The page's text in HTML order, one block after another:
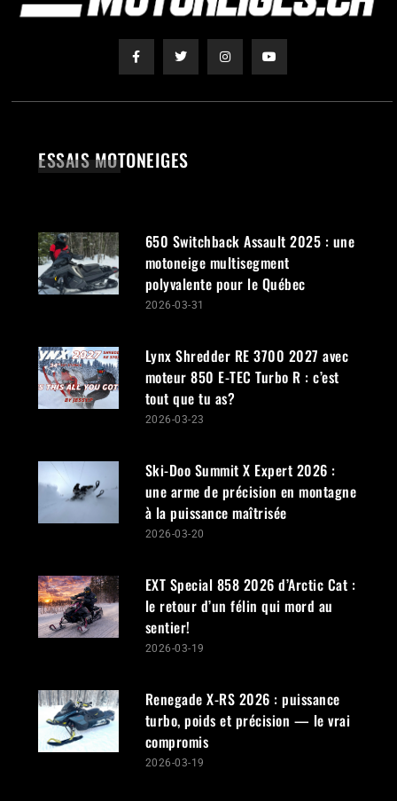
ESSAIS MOTONEIGES
650 Switchback Assault 2025 : une
motoneige multisegment
polyvalente pour le Québec
2026-03-31
Lynx Shredder RE 3700 2027 avec
moteur 850 E-TEC Turbo R : c’est
tout que tu as?
2026-03-23
Ski-Doo Summit X Expert 2026 :
une arme de précision en montagne
à la puissance maîtrisée
2026-03-20
EXT Special 858 2026 d’Arctic Cat :
le retour d’un félin qui mord au
sentier!
2026-03-19
Renegade X-RS 2026 : puissance
turbo, poids et précision — le vrai
compromis
2026-03-19